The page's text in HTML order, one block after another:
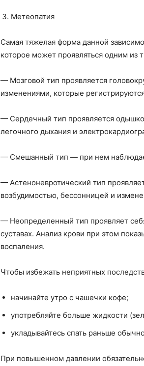
Метеопатия
Самая тяжелая форма данной
которое может проявляться одним из
— Мозговой тип проявляется
изменениями, которые
— Сердечный тип проявляется
легочного дыхания и
— Смешанный тип — при нем
— Астеноневротический тип
возбудимостью, бессонницей и
— Неопределенный тип проявляет
суставах. Анализ крови при этом
воспаления.
Чтобы избежать неприятных
начинайте утро с чашечки кофе;
употребляйте больше жидкости
укладывайтесь спать раньше
При повышенном давлении